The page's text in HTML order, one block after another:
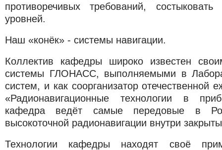
противоречивых требований,
уровней.
Наш «конёк» - системы навигации.
Коллектив кафедры широко известен
системы ГЛОНАСС, выполняемыми в
систем, и как соорганизатор отечественной
«Радионавигационные технологии в
кафедра ведёт самые передовые в
высокоточной радионавигации внутри
Технологии кафедры находят своё